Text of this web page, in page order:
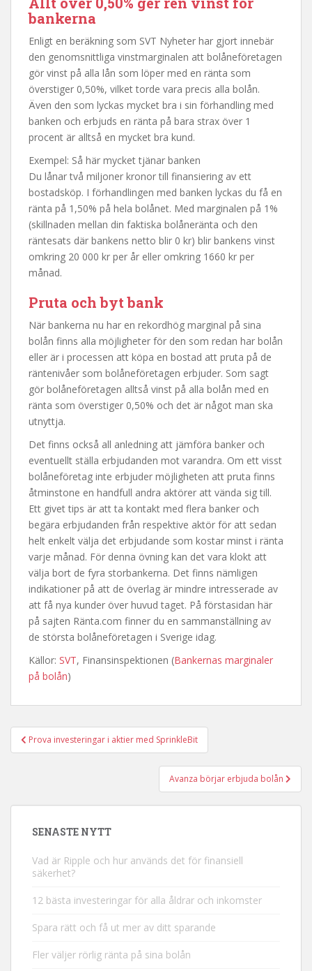
bankerna
Enligt en beräkning som SVT Nyheter har gjort innebär
den genomsnittliga vinstmarginalen att bolåneföretagen
gör vinst på alla lån som löper med en ränta som
överstiger 0,50%, vilket torde vara precis alla bolån.
Även den som lyckas mycket bra i sin förhandling med
banken och erbjuds en ränta på bara strax över 1
procent är alltså en mycket bra kund.
Exempel: Så här mycket tjänar banken
Du lånar två miljoner kronor till finansiering av ett
bostadsköp. I förhandlingen med banken lyckas du få en
ränta på 1,50% på hela bolånet. Med marginalen på 1%
(skillnaden mellan din faktiska bolåneränta och den
räntesats där bankens netto blir 0 kr) blir bankens vinst
omkring 20 000 kr per år eller omkring 1660 kr per
månad.
Pruta och byt bank
När bankerna nu har en rekordhög marginal på sina
bolån finns alla möjligheter för den som redan har bolån
eller är i processen att köpa en bostad att pruta på de
räntenivåer som bolåneföretagen erbjuder. Som sagt
gör bolåneföretagen alltså vinst på alla bolån med en
ränta som överstiger 0,50% och det är något man ska
utnyttja.
Det finns också all anledning att jämföra banker och
eventuellt ställa erbjudanden mot varandra. Om ett visst
bolåneföretag inte erbjuder möjligheten att pruta finns
åtminstone en handfull andra aktörer att vända sig till.
Ett givet tips är att ta kontakt med flera banker och
begära erbjudanden från respektive aktör för att sedan
helt enkelt välja det erbjudande som kostar minst i ränta
varje månad. För denna övning kan det vara klokt att
välja bort de fyra storbankerna. Det finns nämligen
indikationer på att de överlag är mindre intresserade av
att få nya kunder över huvud taget. På förstasidan här
på sajten Ränta.com finner du en sammanställning av
de största bolåneföretagen i Sverige idag.
Källor: SVT, Finansinspektionen (Bankernas marginaler
på bolån)
Inläggsnavigering
Prova investeringar i aktier med SprinkleBit
Avanza börjar erbjuda bolån
SENASTE NYTT
Vad är Ripple och hur används det för finansiell
säkerhet?
12 bästa investeringar för alla åldrar och inkomster
Spara rätt och få ut mer av ditt sparande
Fler väljer rörlig ränta på sina bolån